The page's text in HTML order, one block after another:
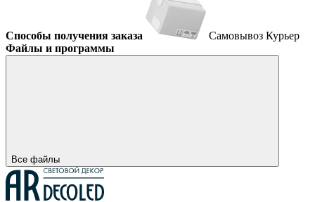
Способы получения заказа Самовывоз Курьер
Файлы и программы
Все файлы